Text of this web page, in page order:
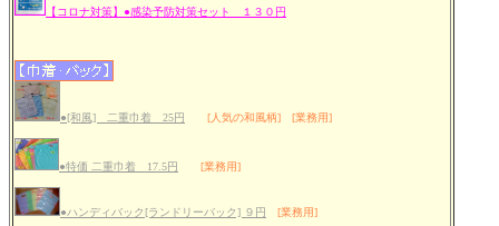
【コロナ対策】●感染予防対策セット １３０円
●[和風] 二重巾着 25円 [人気の和風柄] [業務用]
●特価 二重巾着 17.5円 [業務用]
●ハンディバック[ランドリーバック] ９円 [業務用]